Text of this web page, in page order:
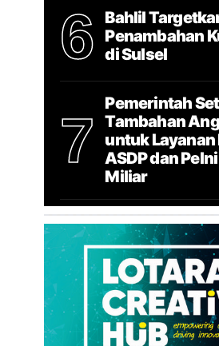
6
Bahlil
Penambahan
di Sulsel
7
Pemerintah
Tambahan
untuk
ASDP dan
Miliar